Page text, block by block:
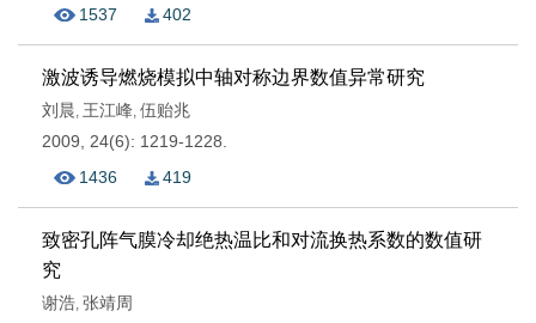
1537
402
激波诱导燃烧模拟中轴对称边界数值异常研究
刘晨, 王江峰, 伍贻兆
2009, 24(6): 1219-1228.
1436
419
致密孔阵气膜冷却绝热温比和对流换热系数的数值研
究
谢浩, 张靖周